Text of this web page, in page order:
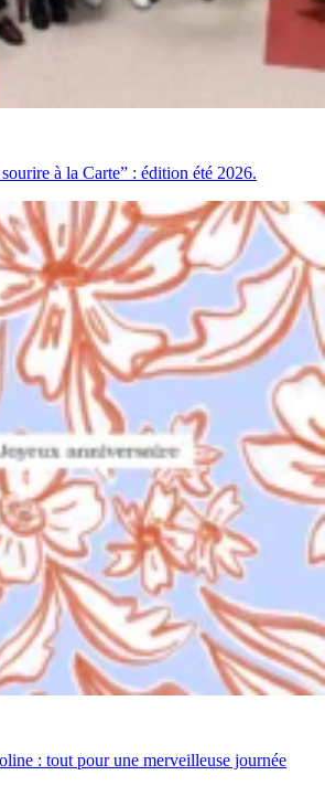
à la Carte” : édition été 2026.
: tout pour une merveilleuse journée